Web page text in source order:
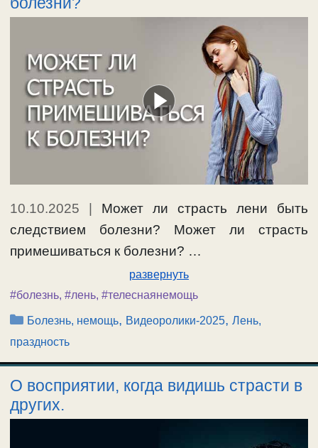
10.10.2025
Может ли страсть лени быть
следствием болезни? Может ли страсть
примешиваться к болезни? …
развернуть
#болезнь, #лень, #телеснаянемощь
Рубрики
Болезнь, немощь, Видеоролики-2025,Лень,
праздность
О восприятии, когда видишь страсти в
других.